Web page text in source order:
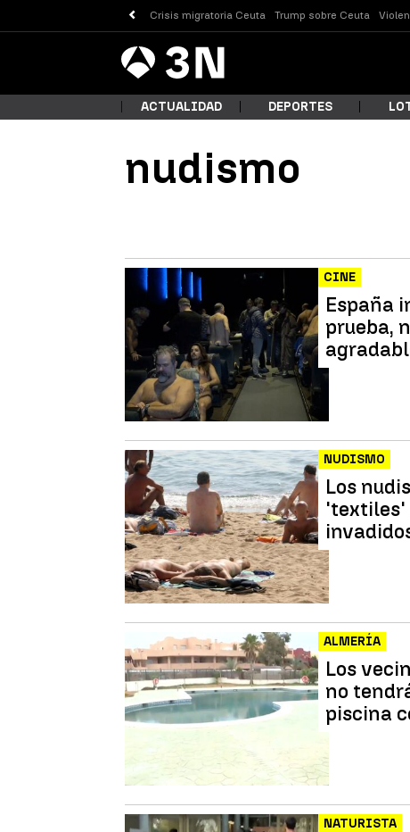
Crisis migratoria Ceuta Trump sobre Ceuta
Antena
3 Noticias
ACTUALIDAD DEPORTES
nudismo
CINE
España
prueba,
NUDISMO
Los
'textiles'
ALMERÍA
Los
no
piscina
NATURISTA